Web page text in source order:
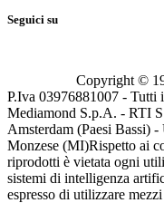
Seguici su
Copyright ©
P.Iva 03976881007 - Tutti
Mediamond S.p.A. - RTI
Amsterdam (Paesi Bassi)
Monzese (MI)Rispetto ai
riprodotti è vietata ogni
sistemi di intelligenza
espresso di utilizzare